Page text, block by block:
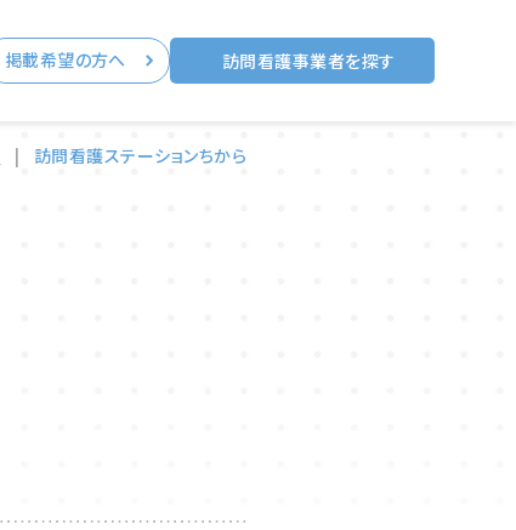
掲載希望の方へ 訪問看護事業者を探す
| 訪問看護ステーションちから